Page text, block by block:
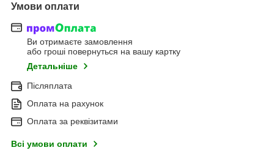
Умови оплати
Ви отримаєте замовлення
або гроші повернуться на вашу картку
Детальніше
Післяплата
Оплата на рахунок
Оплата за реквізитами
Всі умови оплати